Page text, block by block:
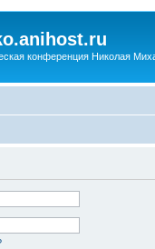
конференция Николая